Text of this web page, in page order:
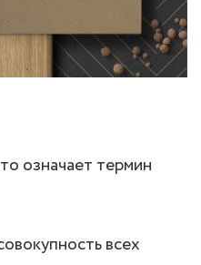
означает термин
всех